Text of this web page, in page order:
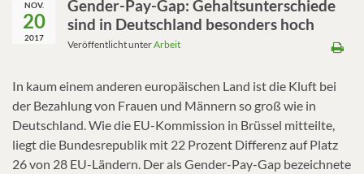
NOV.
20
2017
Gender-Pay-Gap: Gehaltsunterschiede
sind in Deutschland besonders hoch
Veröffentlicht unterArbeit
In kaum einem anderen europäischen Land ist die Kluft bei
der Bezahlung von Frauen und Männern so groß wie in
Deutschland. Wie die EU-Kommission in Brüssel mitteilte,
liegt die Bundesrepublik mit 22 Prozent Differenz auf Platz
26 von 28 EU-Ländern. Der als Gender-Pay-Gap bezeichnete